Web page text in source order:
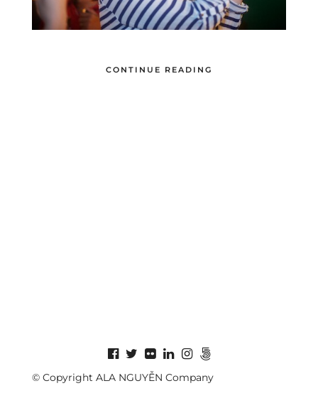
CONTINUE READING
© Copyright ALA NGUYỄN Company